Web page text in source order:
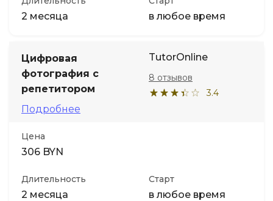
2 месяца в любое время
Цифровая
фотография с
репетитором
Подробнее
TutorOnline
3.4
8 отзывов
Цена
306 BYN
Длительность
2 месяца
Старт
в любое время